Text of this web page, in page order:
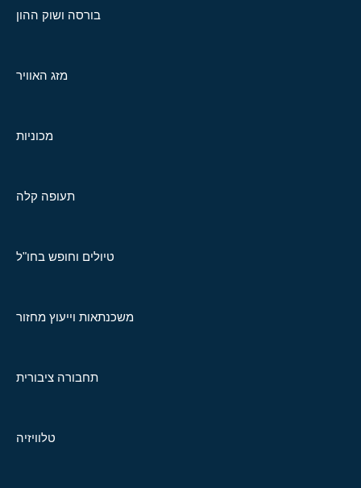
בורסה ושוק ההון
מזג האוויר
מכוניות
תעופה קלה
טיולים וחופש בחו"ל
משכנתאות וייעוץ מחזור
תחבורה ציבורית
טלוויזיה